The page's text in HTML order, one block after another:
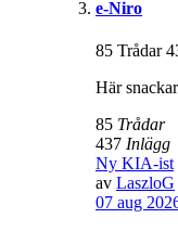
e-Niro
85 Trådar
Här
85 Trådar
437 Inlägg
Ny KIA-ist
av LaszloG
07 aug